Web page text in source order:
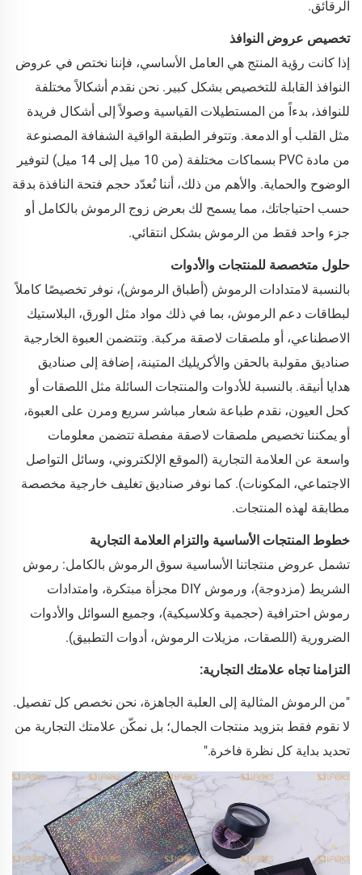
الرقائق.
تخصيص عروض النوافذ
إذا كانت رؤية المنتج هي العامل الأساسي، فإننا نختص في عروض
النوافذ القابلة للتخصيص بشكل كبير. نحن نقدم أشكالاً مختلفة
للنوافذ، بدءاً من المستطيلات القياسية وصولاً إلى أشكال فريدة
مثل القلب أو الدمعة. وتتوفر الطبقة الواقية الشفافة المصنوعة
من مادة PVC بسماكات مختلفة (من 10 ميل إلى 14 ميل) لتوفير
الوضوح والحماية. والأهم من ذلك، أننا نُعدّد حجم فتحة النافذة بدقة
حسب احتياجاتك، مما يسمح لك بعرض زوج الرموش بالكامل أو
جزء واحد فقط من الرموش بشكل انتقائي.
حلول متخصصة للمنتجات والأدوات
بالنسبة لامتدادات الرموش (أطباق الرموش)، نوفر تخصيصًا كاملاً
لبطاقات دعم الرموش، بما في ذلك مواد مثل الورق، البلاستيك
الاصطناعي، أو ملصقات لاصقة مركبة. وتتضمن العبوة الخارجية
صناديق مقولبة بالحقن والأكريليك المتينة، إضافة إلى صناديق
هدايا أنيقة. بالنسبة للأدوات والمنتجات السائلة مثل اللصقات أو
كحل العيون، نقدم طباعة شعار مباشر سريع ومرن على العبوة،
أو يمكننا تخصيص ملصقات لاصقة مفصلة تتضمن معلومات
واسعة عن العلامة التجارية (الموقع الإلكتروني، وسائل التواصل
الاجتماعي، المكونات). كما نوفر صناديق تغليف خارجية مخصصة
مطابقة لهذه المنتجات.
خطوط المنتجات الأساسية والتزام العلامة التجارية
تشمل عروض منتجاتنا الأساسية سوق الرموش بالكامل: رموش
الشريط (مزدوجة)، ورموش DIY مجزأة مبتكرة، وامتدادات
رموش احترافية (حجمية وكلاسيكية)، وجميع السوائل والأدوات
الضرورية (اللصقات، مزيلات الرموش، أدوات التطبيق).
التزامنا تجاه علامتك التجارية:
"من الرموش المثالية إلى العلبة الجاهزة، نحن نخصص كل تفصيل.
لا نقوم فقط بتزويد منتجات الجمال؛ بل نمكّن علامتك التجارية من
تحديد بداية كل نظرة فاخرة."